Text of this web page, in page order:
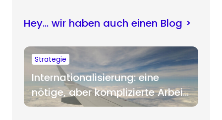
Hey… wir haben auch einen Blog >
Strategie
Internationalisierung: eine
nötige, aber komplizierte Arbeit
für Startups